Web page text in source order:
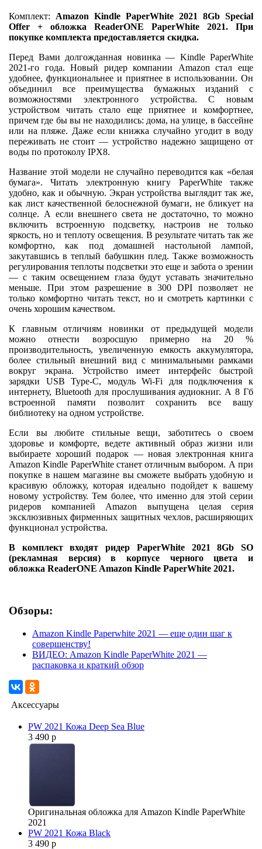
Комплект: Amazon Kindle PaperWhite 2021 8Gb Special
Offer + обложка ReaderONE PaperWhite 2021. При
покупке комплекта предоставляется скидка.
Перед Вами долгожданная новинка — Kindle PaperWhite
2021-го года. Новый ридер компании Amazon стал еще
удобнее, функциональнее и приятнее в использовании. Он
объединил все преимущества бумажных изданий с
возможностями электронного устройства. С новым
устройством читать стало еще приятнее и комфортнее,
причем где бы вы не находились: дома, на улице, в бассейне
или на пляже. Даже если книжка случайно угодит в воду
переживать не стоит — устройство надежно защищено от
воды по протоколу IPХ8.
Название этой модели не случайно переводится как «белая
бумага». Читать электронную книгу PaperWhite также
удобно, как и обычную. Экран устройства выглядит так же,
как лист качественной белоснежной бумаги, не бликует на
солнце. А если внешнего света не достаточно, то можно
включить встроенную подсветку, настроив не только
яркость, но и теплоту освещения. В результате читать так же
комфортно, как под домашней настольной лампой,
закутавшись в теплый бабушкин плед. Также возможность
регулирования теплоты подсветки это еще и забота о зрении
— с таким освещением глаза будут уставать значительно
меньше. При этом разрешение в 300 DPI позволяет не
только комфортно читать текст, но и смотреть картинки с
очень хорошим качеством.
К главным отличиям новинки от предыдущей модели
можно отнести возросшую примерно на 20 %
производительность, увеличенную емкость аккумулятора,
более стильный внешний вид с минимальными рамками
вокруг экрана. Устройство имеет интерфейс быстрой
зарядки USB Type-C, модуль Wi-Fi для подключения к
интернету, Bluetooth для прослушивания аудиокниг. А 8 Гб
встроенной памяти позволит сохранить все вашу
библиотеку на одном устройстве.
Если вы любите стильные вещи, заботитесь о своем
здоровье и комфорте, ведете активный образ жизни или
выбираете хороший подарок — новая электронная книга
Amazon Kindle PaperWhite станет отличным выбором. А при
покупке в нашем магазине вы сможете выбрать удобную и
красивую обложку, которая идеально подойдет к вашему
новому устройству. Тем более, что именно для этой серии
ридеров компанией Amazon выпущена целая серия
эксклюзивных фирменных защитных чехлов, расширяющих
функционал устройства.
В комплект входят ридер PaperWhite 2021 8Gb SO
(рекламная версия) в корпусе черного цвета и
обложка ReaderONE Amazon Kindle PaperWhite 2021.
Обзоры:
Amazon Kindle Paperwhite 2021 — еще один шаг к
совершенству!
ВИДЕО: Amazon Kindle PaperWhite 2021 —
распаковка и краткий обзор
Аксессуары
PW 2021 Кожа Deep Sea Blue
3 490 р
Оригинальная обложка для Amazon Kindle PaperWhite
2021
PW 2021 Кожа Black
3 490 р